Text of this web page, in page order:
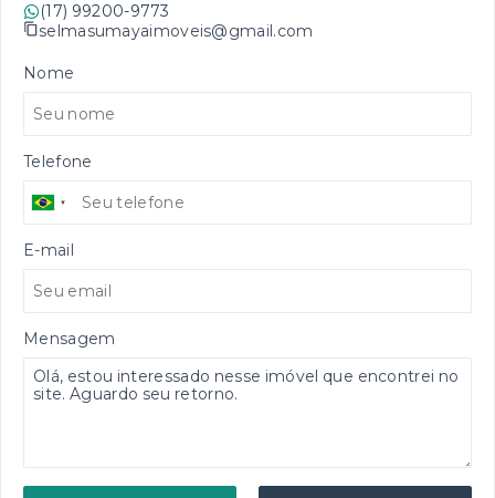
(17) 99200-9773
selmasumayaimoveis@gmail.com
Nome
Telefone
E-mail
Mensagem